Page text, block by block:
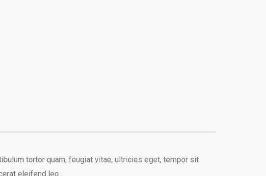
tortor quam, feugiat vitae, ultricies eget, tempor sit
eleifend leo.